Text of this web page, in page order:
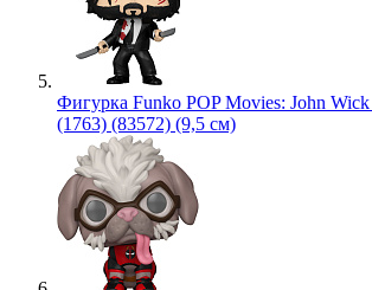
Фигурка Funko POP Movies: John
(1763) (83572) (9,5 см)